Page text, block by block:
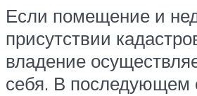
Если помещение и
присутствии
владение
себя. В последующем